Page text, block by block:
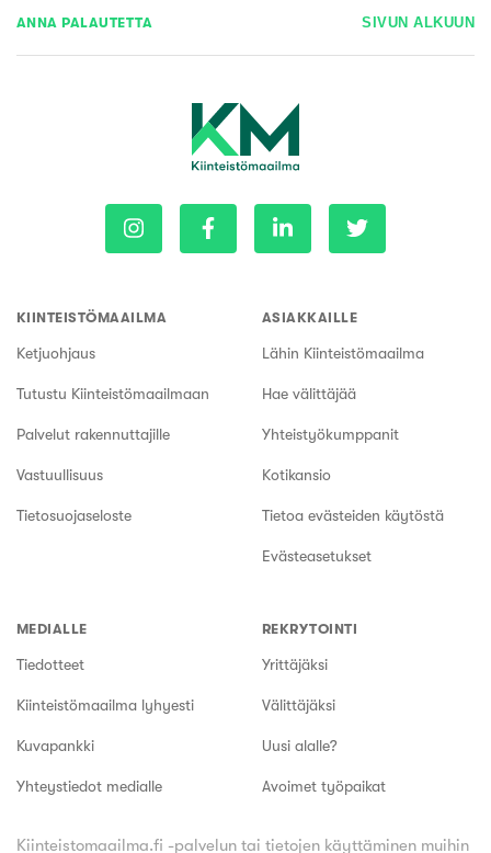
ANNA PALAUTETTA SIVUN ALKUUN
KIINTEISTÖMAAILMA
Ketjuohjaus
Tutustu Kiinteistömaailmaan
Palvelut rakennuttajille
Vastuullisuus
Tietosuojaseloste
ASIAKKAILLE
Lähin Kiinteistömaailma
Hae välittäjää
Yhteistyökumppanit
Kotikansio
Tietoa evästeiden käytöstä
Evästeasetukset
MEDIALLE
Tiedotteet
Kiinteistömaailma lyhyesti
Kuvapankki
Yhteystiedot medialle
REKRYTOINTI
Yrittäjäksi
Välittäjäksi
Uusi alalle?
Avoimet työpaikat
Kiinteistomaailma.fi -palvelun tai tietojen käyttäminen muihin